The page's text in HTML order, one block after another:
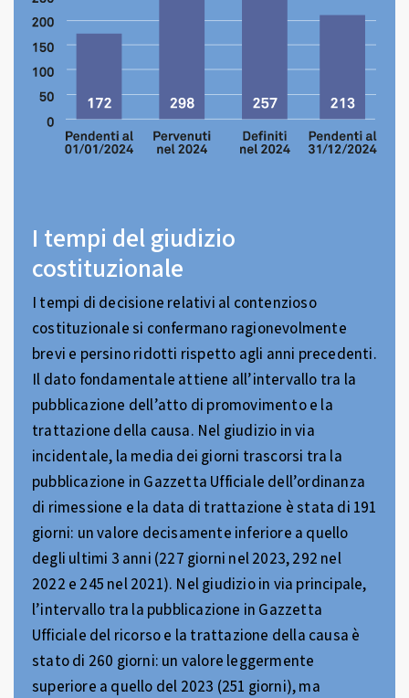
I tempi del giudizio
costituzionale
I tempi di decisione relativi al contenzioso
costituzionale si confermano ragionevolmente
brevi e persino ridotti rispetto agli anni precedenti.
Il dato fondamentale attiene all’intervallo tra la
pubblicazione dell’atto di promovimento e la
trattazione della causa. Nel giudizio in via
incidentale, la media dei giorni trascorsi tra la
pubblicazione in Gazzetta Ufficiale dell’ordinanza
di rimessione e la data di trattazione è stata di 191
giorni: un valore decisamente inferiore a quello
degli ultimi 3 anni (227 giorni nel 2023, 292 nel
2022 e 245 nel 2021). Nel giudizio in via principale,
l’intervallo tra la pubblicazione in Gazzetta
Ufficiale del ricorso e la trattazione della causa è
stato di 260 giorni: un valore leggermente
superiore a quello del 2023 (251 giorni), ma